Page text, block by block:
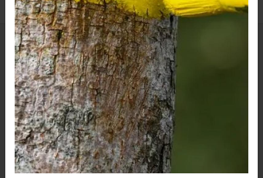
Gite Luna Piena
Le gîte d’étape Luna Piena de Santa Riparata di Muriani se situe à 650
mètres d’altitude dans une luxuriante vallée suspendue, offrant aux
amoureux de la nature, un contraste saisissant et un dépaysement
complet.
Hameau Penti 20230 Santa Riparata di Muriani
06 13 96 49 99
06 27 89 57 87
lunapiena2b@gmail.com